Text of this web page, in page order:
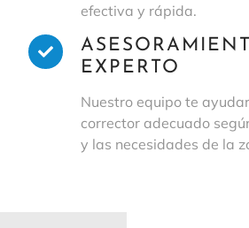
efectiva y rápida.
EXPERTO
Nuestro equipo te
corrector adecuado
y las necesidades de la